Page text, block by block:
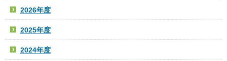
2026年度
2025年度
2024年度